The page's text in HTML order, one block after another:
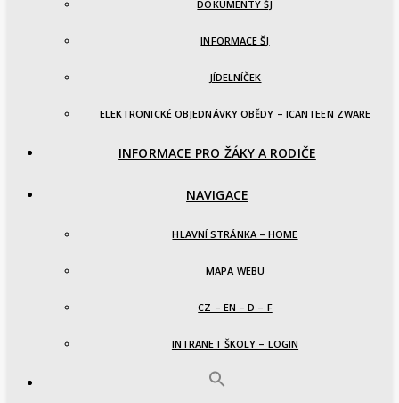
DOKUMENTY ŠJ
INFORMACE ŠJ
JÍDELNÍČEK
ELEKTRONICKÉ OBJEDNÁVKY OBĚDY – ICANTEEN ZWARE
INFORMACE PRO ŽÁKY A RODIČE
NAVIGACE
HLAVNÍ STRÁNKA – HOME
MAPA WEBU
CZ – EN – D – F
INTRANET ŠKOLY – LOGIN